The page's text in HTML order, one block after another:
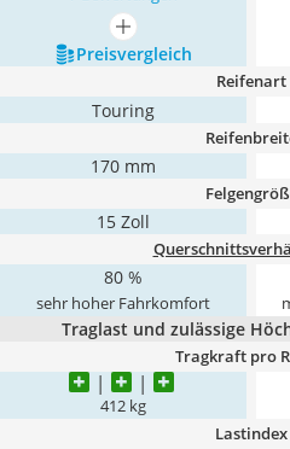
mehr anzeigen
Preis­vergleich
Reifenart
Touring
170 mm
15 Zoll
80 %
sehr hoher Fahrkomfort
Traglast und zulässige
Tragkraft pro
412 kg
Lastindex